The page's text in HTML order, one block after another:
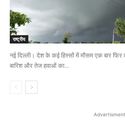
राष्ट्रीय
नई दिल्ली। देश के कई हिस्सों में मौसम एक बार
बारिश और तेज हवाओं का...
Advertisment